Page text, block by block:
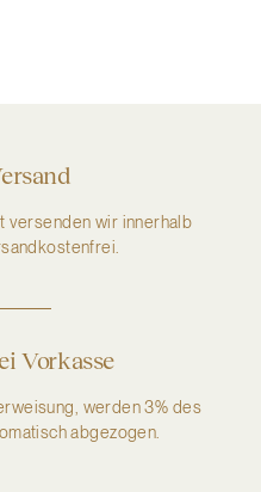
versenden wir innerhalb
Vorkasse
werden 3% des
abgezogen.